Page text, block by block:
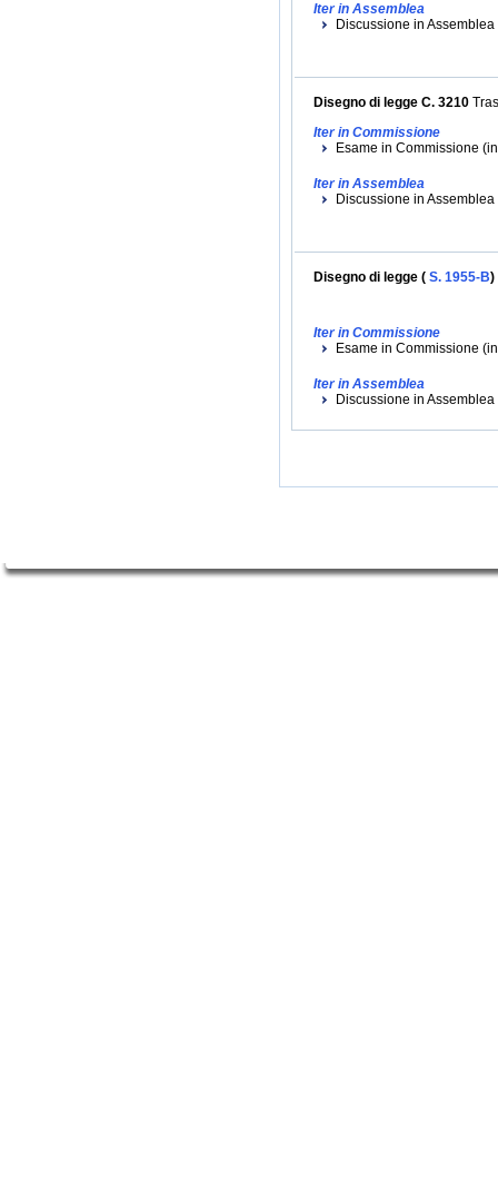
Iter in Assemblea
Discussione in
Disegno di legge C. 3210
Iter in Commissione
Esame in Commissione
Iter in Assemblea
Discussione in
Disegno di legge ( S. 1955-B)
Iter in Commissione
Esame in Commissione
Iter in Assemblea
Discussione in